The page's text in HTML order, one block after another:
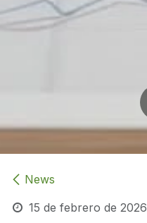
News
15 de febrero de 2026